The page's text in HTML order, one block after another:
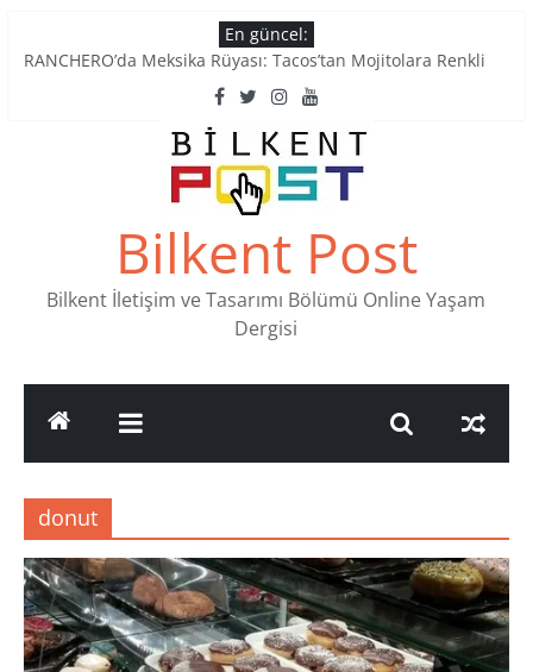
to
En güncel:
RANCHERO’da Meksika Rüyası: Tacos’tan Mojitolara Renkli
Ankara’nın Ruhunu Notalarda Yaşatan 4 Müzik Durağı
Pullardaki tarih: PTT Pul Müzesi
Stamp Collectors Unite: Places to Find Stamps in Ankara
Tatlı Konuşalım: Ankara’nın 4 Köklü Pastanesi
Bilkent Post
Bilkent İletişim ve Tasarımı Bölümü Online Yaşam
Dergisi
donut